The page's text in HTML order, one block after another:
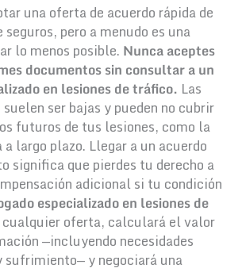
una oferta de acuerdo rápida de
seguros, pero a menudo es una
lo menos posible. Nunca aceptes
documentos sin consultar a un
en lesiones de tráfico. Las
ser bajas y pueden no cubrir
futuros de tus lesiones, como la
largo plazo. Llegar a un acuerdo
significa que pierdes tu derecho a
adicional si tu condición
especializado en lesiones de
oferta, calculará el valor
—incluyendo necesidades
y negociará una